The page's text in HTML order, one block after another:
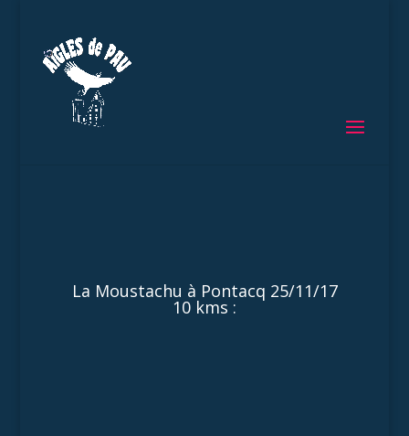
La Moustachu à Pontacq 25/11/17
10 kms :